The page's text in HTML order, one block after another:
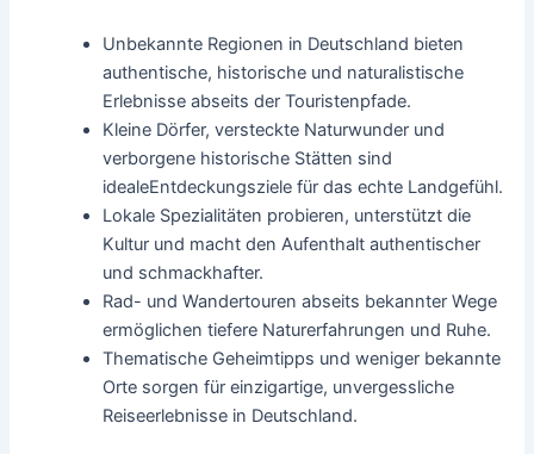
Unbekannte Regionen in Deutschland bieten
authentische, historische und naturalistische
Erlebnisse abseits der Touristenpfade.
Kleine Dörfer, versteckte Naturwunder und
verborgene historische Stätten sind
idealeEntdeckungsziele für das echte Landgefühl.
Lokale Spezialitäten probieren, unterstützt die
Kultur und macht den Aufenthalt authentischer
und schmackhafter.
Rad- und Wandertouren abseits bekannter Wege
ermöglichen tiefere Naturerfahrungen und Ruhe.
Thematische Geheimtipps und weniger bekannte
Orte sorgen für einzigartige, unvergessliche
Reiseerlebnisse in Deutschland.